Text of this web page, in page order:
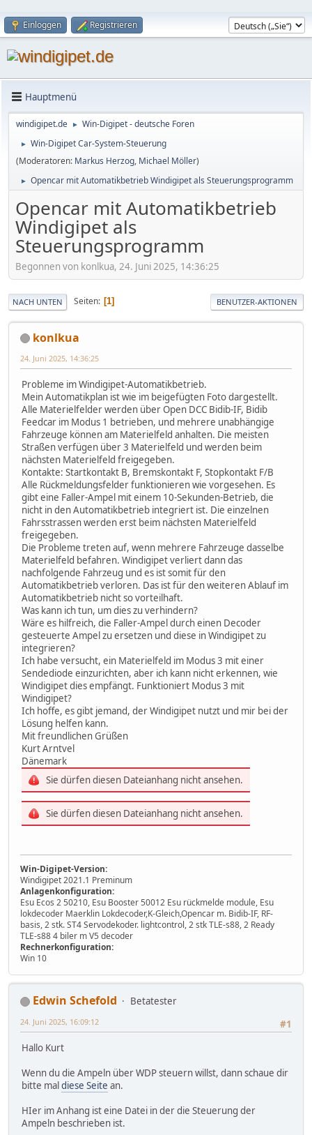
Einloggen Registrieren
Hauptmenü
windigipet.de ► Win-Digipet - deutsche Foren
►
Win-Digipet Car-System-Steuerung
(Moderatoren: Markus Herzog, Michael Möller)
► Opencar mit Automatikbetrieb Windigipet als Steuerungsprogramm
Opencar mit Automatikbetrieb
Windigipet als
Steuerungsprogramm
Begonnen von konlkua, 24. Juni 2025, 14:36:25
NACH UNTEN Seiten 1 BENUTZER-AKTIONEN
konlkua
24. Juni 2025, 14:36:25
Probleme im Windigipet-Automatikbetrieb.
Mein Automatikplan ist wie im beigefügten Foto dargestellt.
Alle Materielfelder werden über Open DCC Bidib-IF, Bidib
Feedcar im Modus 1 betrieben, und mehrere unabhängige
Fahrzeuge können am Materielfeld anhalten. Die meisten
Straßen verfügen über 3 Materielfeld und werden beim
nächsten Materielfeld freigegeben.
Kontakte: Startkontakt B, Bremskontakt F, Stopkontakt F/B
Alle Rückmeldungsfelder funktionieren wie vorgesehen. Es
gibt eine Faller-Ampel mit einem 10-Sekunden-Betrieb, die
nicht in den Automatikbetrieb integriert ist. Die einzelnen
Fahrsstrassen werden erst beim nächsten Materielfeld
freigegeben.
Die Probleme treten auf, wenn mehrere Fahrzeuge dasselbe
Materielfeld befahren. Windigipet verliert dann das
nachfolgende Fahrzeug und es ist somit für den
Automatikbetrieb verloren. Das ist für den weiteren Ablauf im
Automatikbetrieb nicht so vorteilhaft.
Was kann ich tun, um dies zu verhindern?
Wäre es hilfreich, die Faller-Ampel durch einen Decoder
gesteuerte Ampel zu ersetzen und diese in Windigipet zu
integrieren?
Ich habe versucht, ein Materielfeld im Modus 3 mit einer
Sendediode einzurichten, aber ich kann nicht erkennen, wie
Windigipet dies empfängt. Funktioniert Modus 3 mit
Windigipet?
Ich hoffe, es gibt jemand, der Windigipet nutzt und mir bei der
Lösung helfen kann.
Mit freundlichen Grüßen
Kurt Arntvel
Dänemark
Sie dürfen diesen Dateianhang nicht ansehen.
Sie dürfen diesen Dateianhang nicht ansehen.
Win-Digipet-Version:
Windigipet 2021.1 Preminum
Anlagenkonfiguration:
Esu Ecos 2 50210, Esu Booster 50012 Esu rückmelde module, Esu
lokdecoder Maerklin Lokdecoder,K-Gleich,Opencar m. Bidib-IF, RF-
basis, 2 stk. ST4 Servodekoder. lightcontrol, 2 stk TLE-s88, 2 Ready
TLE-s88 4 biler m V5 decoder
Rechnerkonfiguration:
Win 10
Edwin Schefold
Betatester
#1
24. Juni 2025, 16:09:12
Hallo Kurt
Wenn du die Ampeln über WDP steuern willst, dann schaue dir
bitte mal diese Seite an.
HIer im Anhang ist eine Datei in der die Steuerung der
Ampeln beschrieben ist.